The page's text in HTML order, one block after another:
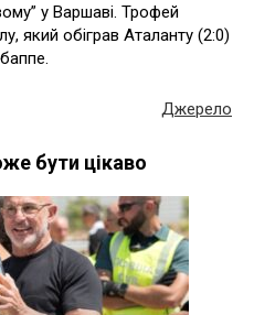
у Варшаві. Трофей
який обіграв Аталанту (2:0)
Джерело
бути цікаво